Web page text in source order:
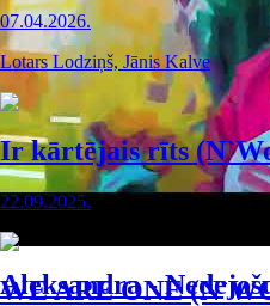
07.04.2026.
Lotars Lodziņš, Jānis Kalve
Ir kārtējais rīts
22.09.2025.
WE ARE ONE
Aleksandra -